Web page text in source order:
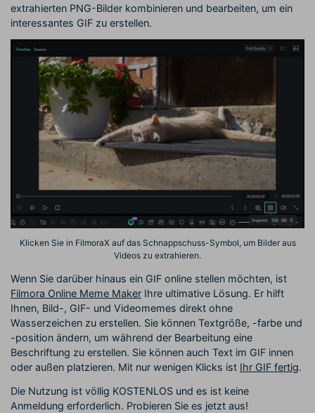
extrahierten PNG-Bilder kombinieren und bearbeiten, um ein
interessantes GIF zu erstellen.
Klicken Sie in FilmoraX auf das Schnappschuss-Symbol, um Bilder aus
Videos zu extrahieren.
Wenn Sie darüber hinaus ein GIF online stellen möchten, ist
Filmora Online Meme Maker Ihre ultimative Lösung. Er hilft
Ihnen, Bild-, GIF- und Videomemes direkt ohne
Wasserzeichen zu erstellen. Sie können Textgröße, -farbe und
-position ändern, um während der Bearbeitung eine
Beschriftung zu erstellen. Sie können auch Text im GIF innen
oder außen platzieren. Mit nur wenigen Klicks ist Ihr GIF fertig.
Die Nutzung ist völlig KOSTENLOS und es ist keine
Anmeldung erforderlich. Probieren Sie es jetzt aus!